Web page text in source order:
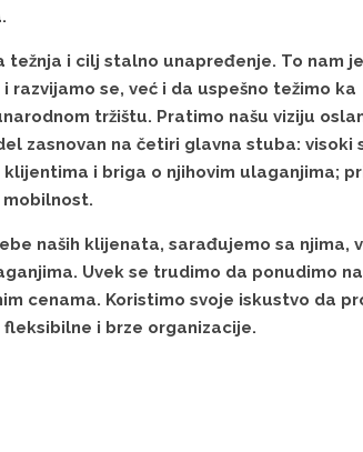
težnja i cilj stalno unapređenje. To nam
razvijamo se, već i da uspešno težimo ka
tržištu. Pratimo našu viziju
zasnovan na četiri glavna stuba: visoki
i briga o njihovim ulaganjima;
naših klijenata, sarađujemo sa njima,
Uvek se trudimo da ponudimo
cenama. Koristimo svoje iskustvo da
i brze organizacije.